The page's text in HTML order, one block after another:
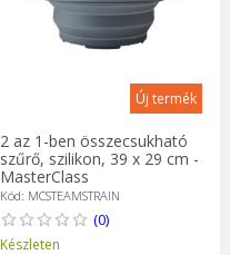
Új termék
2 az 1-ben összecsukható
szűrő, szilikon, 39 x 29 cm -
MasterClass
Kód: MCSTEAMSTRAIN
(0)
Készleten